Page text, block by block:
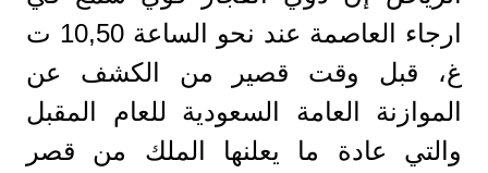
ارجاء العاصمة عند نحو الساعة 10,50 ت
غ، قبل وقت قصير من الكشف عن
الموازنة العامة السعودية للعام المقبل
والتي عادة ما يعلنها الملك من قصر